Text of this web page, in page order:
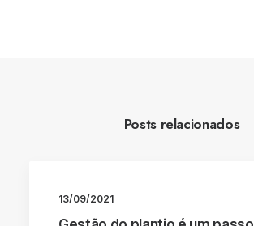
Posts relacionados
13/09/2021